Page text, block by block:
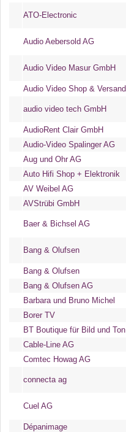
ATO-Electronic
Audio Aebersold AG
Audio Video Masur GmbH
Audio Video Shop & Versand
audio video tech GmbH
AudioRent Clair GmbH
Audio-Video Spalinger AG
Aug und Ohr AG
Auto Hifi Shop + Elektronik
AV Weibel AG
AVStrübi GmbH
Baer & Bichsel AG
Bang & Olufsen
Bang & Olufsen
Bang & Olufsen AG
Barbara und Bruno Michel
Borer TV
BT Boutique für Bild und Ton
Cable-Line AG
Comtec Howag AG
connecta ag
Cuel AG
Dépanimage